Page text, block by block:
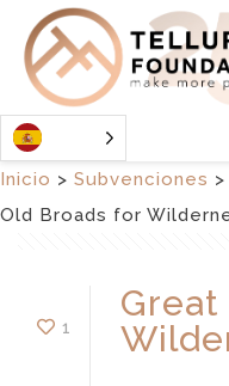
Inicio > Subvenciones >
Old Broads for
1